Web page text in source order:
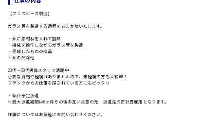
【グラスビーズ製造】
ガラス管を製造する過程をおまかせいたします。
・炉に原材料を入れて加熱
・機械を操作しながらガラス管を製造
・完成したものの検品
・炉の掃除他
20代〜30代男性スタッフ活躍中
必要な資格や経験はありませんので、未経験の方も大歓迎！
ブランクからお仕事を探されている方にもピッタリ
・紹介予定派遣
※最大派遣期間は6ヶ月その後お互い合意の元 派遣先の正社員雇用となります。
詳細についてはお気軽にお問い合わせください。